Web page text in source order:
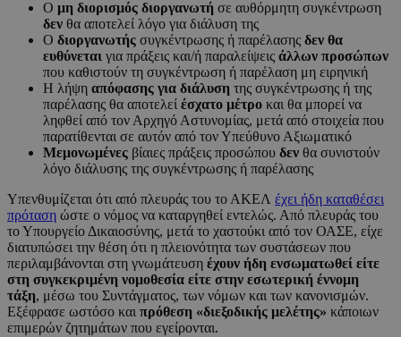
Ο μη διορισμός διοργανωτή σε αυθόρμητη συγκέντρωση
δεν θα αποτελεί λόγο για διάλυση της
Ο διοργανωτής συγκέντρωσης ή παρέλασης δεν θα
ευθύνεται για πράξεις και/ή παραλείψεις άλλων προσώπων
που καθιστούν τη συγκέντρωση ή παρέλαση μη ειρηνική
Η λήψη απόφασης για διάλυση της συγκέντρωσης ή της
παρέλασης θα αποτελεί έσχατο μέτρο και θα μπορεί να
ληφθεί από τον Αρχηγό Αστυνομίας, μετά από στοιχεία που
παρατίθενται σε αυτόν από τον Υπεύθυνο Αξιωματικό
Μεμονωμένες βίαιες πράξεις προσώπου δεν θα συνιστούν
λόγο διάλυσης της συγκέντρωσης ή παρέλασης
Υπενθυμίζεται ότι από πλευράς του το ΑΚΕΛ έχει ήδη καταθέσει
πρόταση ώστε ο νόμος να καταργηθεί εντελώς. Από πλευράς του
το Υπουργείο Δικαιοσύνης, μετά το χαστούκι από τον ΟΑΣΕ, είχε
διατυπώσει την θέση ότι η πλειονότητα των συστάσεων που
περιλαμβάνονται στη γνωμάτευση έχουν ήδη ενσωματωθεί είτε
στη συγκεκριμένη νομοθεσία είτε στην εσωτερική έννομη
τάξη, μέσω του Συντάγματος, των νόμων και των κανονισμών.
Εξέφρασε ωστόσο και πρόθεση «διεξοδικής μελέτης» κάποιων
επιμερών ζητημάτων που εγείρονται.